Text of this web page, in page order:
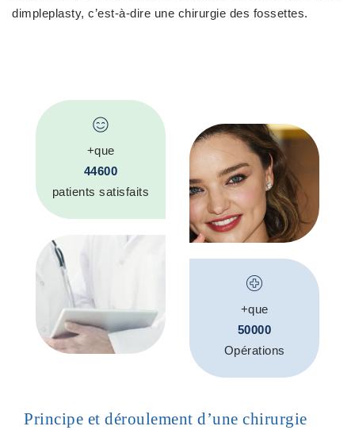
dimpleplasty, c’est-à-dire une chirurgie des fossettes.
+que
44600
patients satisfaits
+que
50000
Opérations
Principe et déroulement d’une chirurgie